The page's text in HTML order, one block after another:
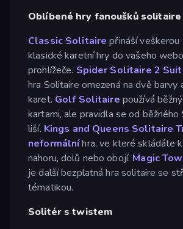
Oblíbené hry fanoušků solitaire
Classic Solitaire přináší veškerou
klasické karetní hry do vašeho
prohlížeče. Spider Solitaire 2
hra Solitaire omezená na dvě barvy
karet. Golf Solitaire používá
kartami, ale pravidla se od běžného
liší. Kings and Queens Solitaire
neformálníhra, ve které skládáte
nahoru, dolů nebo obojí. Magic
je další bezplatná hra solitaire se
tématikou.
Solitér s twistem